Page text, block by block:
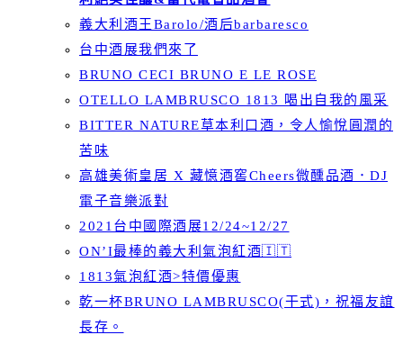
義大利酒王Barolo/酒后barbaresco
台中酒展我們來了
BRUNO CECI BRUNO E LE ROSE
OTELLO LAMBRUSCO 1813 喝出自我的風采
BITTER NATURE草本利口酒，令人愉悅圓潤的
苦味
高雄美術皇居 X 藏憶酒窖Cheers微醺品酒．DJ
電子音樂派對
2021台中國際酒展12/24~12/27
ON’I最棒的義大利氣泡紅酒🇮🇹
1813氣泡紅酒>特價優惠
乾一杯BRUNO LAMBRUSCO(干式)，祝福友誼
長存。